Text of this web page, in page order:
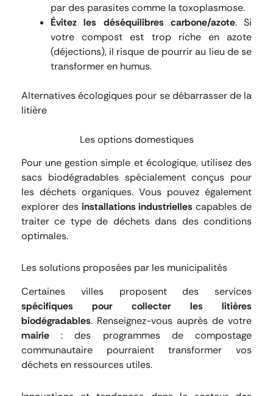
par des parasites comme la toxoplasmose.
Évitez les déséquilibres carbone/azote. Si
votre compost est trop riche en azote
(déjections), il risque de pourrir au lieu de se
transformer en humus.
Alternatives écologiques pour se débarrasser de la
litière
Les options domestiques
Pour une gestion simple et écologique, utilisez des
sacs biodégradables spécialement conçus pour
les déchets organiques. Vous pouvez également
explorer des installations industriellescapables de
traiter ce type de déchets dans des conditions
optimales.
Les solutions proposées par les municipalités
Certaines villes proposent des services
spécifiques pour collecter les litières
biodégradables. Renseignez-vous auprès de votre
mairie : des programmes de compostage
communautaire pourraient transformer vos
déchets en ressources utiles.